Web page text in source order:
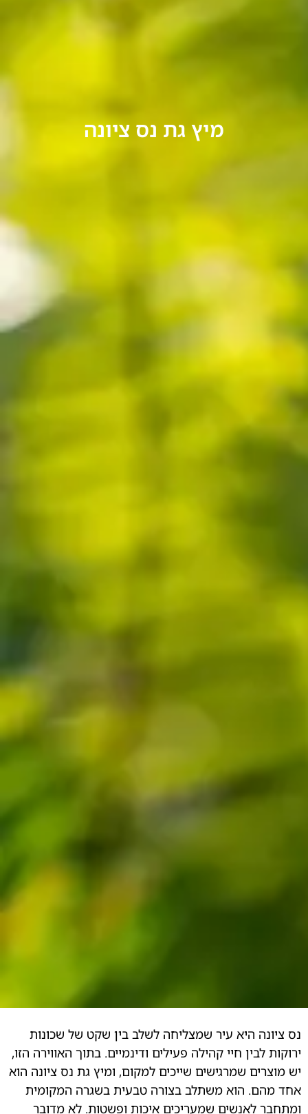
מיץ גת נס ציונה
עיר שמצליחה לשלב בין שקט של שכונות
חיי קהילה פעילים ודינמיים. בתוך האווירה הזו,
שמרגישים שייכים למקום, ומיץ גת נס ציונה הוא
משתלב בצורה טבעית בשגרה המקומית
שמעריכים איכות ופשטות. לא מדובר